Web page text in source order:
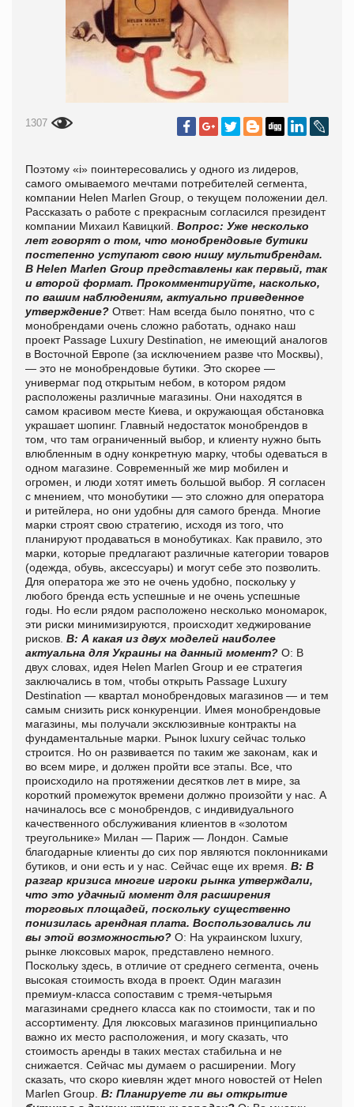
1307
Поэтому «i» поинтересовались у одного из лидеров,
самого омываемого мечтами потребителей сегмента,
компании Helen Marlen Group, о текущем положении дел.
Рассказать о работе с прекрасным согласился президент
компании Михаил Кавицкий. Вопрос: Уже несколько
лет говорят о том, что монобрендовые бутики
постепенно уступают свою нишу мультибрендам.
В Helen Marlen Group представлены как первый, так
и второй формат. Прокомментируйте, насколько,
по вашим наблюдениям, актуально приведенное
утверждение? Ответ: Нам всегда было понятно, что с
монобрендами очень сложно работать, однако наш
проект Passage Luxury Destination, не имеющий аналогов
в Восточной Европе (за исключением разве что Москвы),
— это не монобрендовые бутики. Это скорее —
универмаг под открытым небом, в котором рядом
расположены различные магазины. Они находятся в
самом красивом месте Киева, и окружающая обстановка
украшает шопинг. Главный недостаток монобрендов в
том, что там ограниченный выбор, и клиенту нужно быть
влюбленным в одну конкретную марку, чтобы одеваться в
одном магазине. Современный же мир мобилен и
огромен, и люди хотят иметь большой выбор. Я согласен
с мнением, что монобутики — это сложно для оператора
и ритейлера, но они удобны для самого бренда. Многие
марки строят свою стратегию, исходя из того, что
планируют продаваться в монобутиках. Как правило, это
марки, которые предлагают различные категории товаров
(одежда, обувь, аксессуары) и могут себе это позволить.
Для оператора же это не очень удобно, поскольку у
любого бренда есть успешные и не очень успешные
годы. Но если рядом расположено несколько мономарок,
эти риски минимизируются, происходит хеджирование
рисков. В: А какая из двух моделей наиболее
актуальна для Украины на данный момент? О: В
двух словах, идея Helen Marlen Group и ее стратегия
заключались в том, чтобы открыть Passage Luxury
Destination — квартал монобрендовых магазинов — и тем
самым снизить риск конкуренции. Имея монобрендовые
магазины, мы получали эксклюзивные контракты на
фундаментальные марки. Рынок luxury сейчас только
строится. Но он развивается по таким же законам, как и
во всем мире, и должен пройти все этапы. Все, что
происходило на протяжении десятков лет в мире, за
короткий промежуток времени должно произойти у нас. А
начиналось все с монобрендов, с индивидуального
качественного обслуживания клиентов в «золотом
треугольнике» Милан — Париж — Лондон. Самые
благодарные клиенты до сих пор являются поклонниками
бутиков, и они есть и у нас. Сейчас еще их время. В: В
разгар кризиса многие игроки рынка утверждали,
что это удачный момент для расширения
торговых площадей, поскольку существенно
понизилась арендная плата. Воспользовались ли
вы этой возможностью? О: На украинском luxury,
рынке люксовых марок, представлено немного.
Поскольку здесь, в отличие от среднего сегмента, очень
высокая стоимость входа в проект. Один магазин
премиум-класса сопоставим с тремя-четырьмя
магазинами среднего класса как по стоимости, так и по
ассортименту. Для люксовых магазинов принципиально
важно их место расположения, и могу сказать, что
стоимость аренды в таких местах стабильна и не
снижается. Сейчас мы думаем о расширении. Могу
сказать, что скоро киевлян ждет много новостей от Helen
Marlen Group. В: Планируете ли вы открытие